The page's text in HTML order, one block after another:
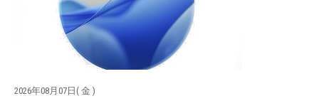
2026年08月07日( 金 )